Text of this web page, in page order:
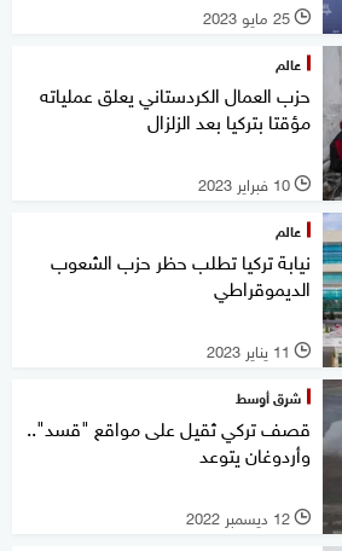
l 25 مايو 2023
عالم
حزب العمال الكردستاني يعلق عملياته
مؤقتا بتركيا بعد الزلزال
l 10 فبراير 2023
عالم
نيابة تركيا تطلب حظر حزب الشعوب
الديموقراطي
l 11 يناير 2023
شرق أوسط
قصف تركي ثقيل على مواقع "قسد"..
وأردوغان يتوعد
l 12 ديسمبر 2022